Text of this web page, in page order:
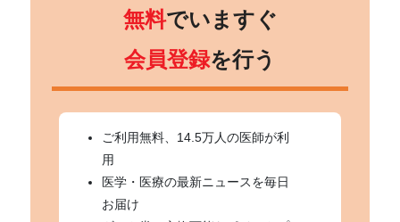
無料でいますぐ
会員登録を行う
ご利用無料、14.5万人の医師が利
用
医学・医療の最新ニュースを毎日
お届け